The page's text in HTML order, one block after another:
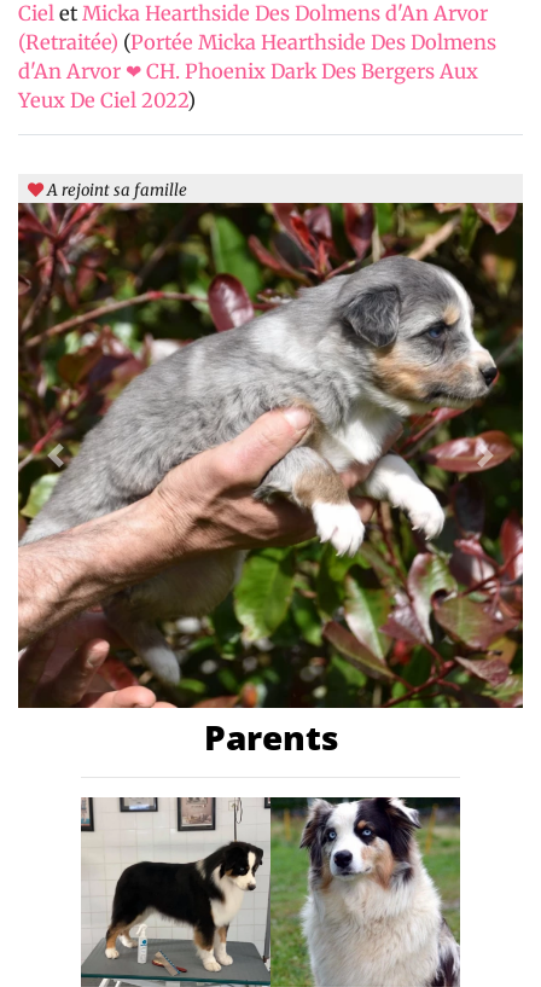
A rejoint sa famille
Previous Next
Ciel et Micka Hearthside Des Dolmens d'An Arvor
(Retraitée) (Portée Micka Hearthside Des Dolmens
d'An Arvor ❤ CH. Phoenix Dark Des Bergers Aux
Yeux De Ciel 2022)
Parents